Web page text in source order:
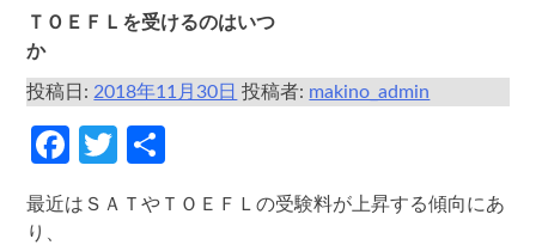
ＴＯＥＦＬを受けるのはいつ
か
投稿日:2018年11月30日 投稿者: makino_admin
Facebook
Twitter
最近はＳＡＴやＴＯＥＦＬの受験料が上昇する傾向にあ
り、